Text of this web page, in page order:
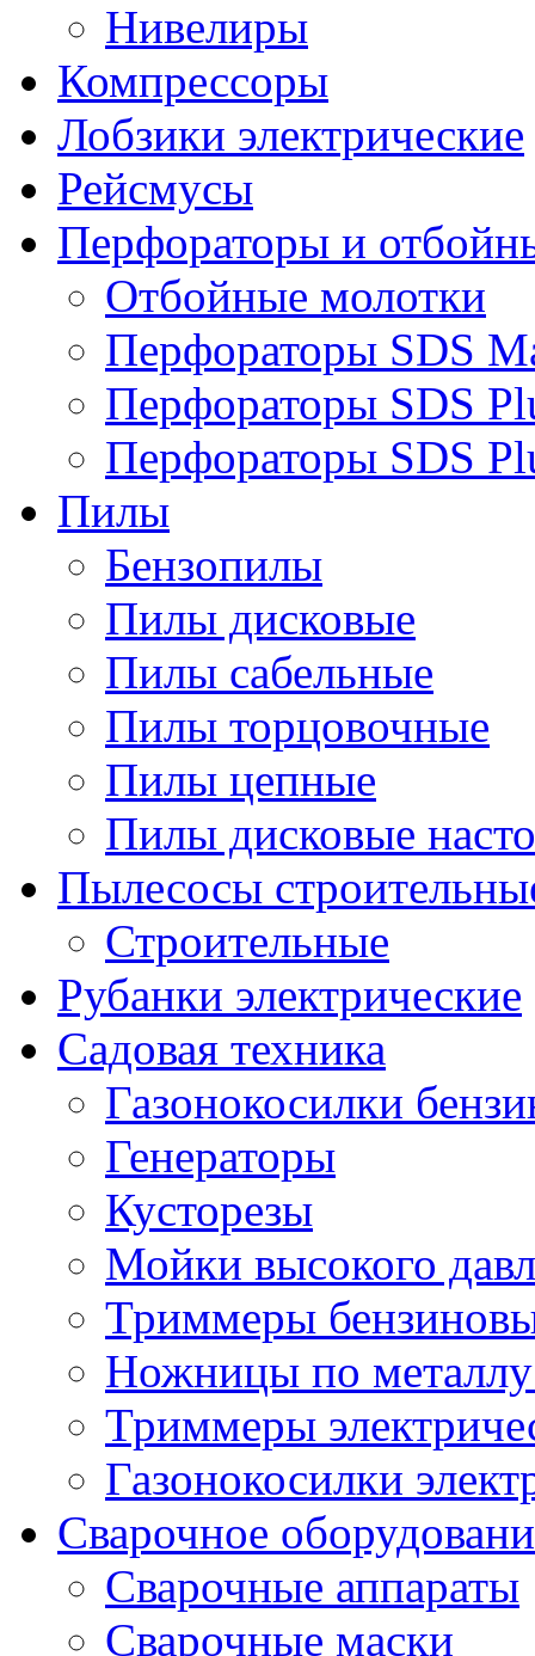
Нивелиры
Компрессоры
Лобзики электрические
Рейсмусы
Перфораторы и
Отбойные молотки
Перфораторы SDS
Перфораторы SDS
Перфораторы SDS
Пилы
Бензопилы
Пилы дисковые
Пилы сабельные
Пилы торцовочные
Пилы цепные
Пилы дисковые
Пылесосы
Строительные
Рубанки электрические
Садовая техника
Газонокосилки
Генераторы
Кусторезы
Мойки высокого
Триммеры
Ножницы по металлу
Триммеры
Газонокосилки
Сварочное
Сварочные аппараты
Сварочные маски